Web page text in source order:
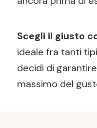
Scegli il giusto
ideale fra tanti
decidi di
massimo del